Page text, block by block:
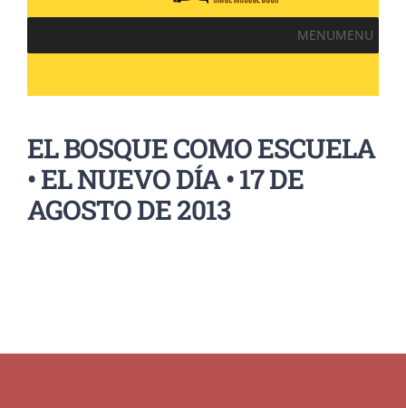
MENUMENU
EL BOSQUE COMO ESCUELA
• EL NUEVO DÍA • 17 DE
AGOSTO DE 2013